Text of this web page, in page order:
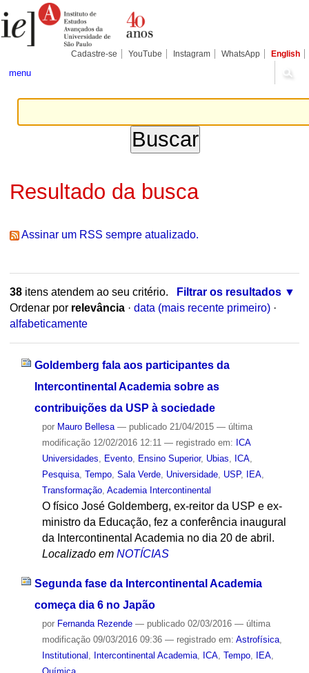
para
conteúdo.
Pessoais
Cadastre-se YouTube Instagram WhatsApp English
menu
Resultado da busca
Assinar um RSS sempre atualizado.
38itens atendem ao seu critério.
Filtrar os resultados
Ordenar por relevância · data (mais recente primeiro) ·
alfabeticamente
Goldemberg fala aos participantes da
Intercontinental Academia sobre as
contribuições da USP à sociedade
por Mauro Bellesa — publicado21/04/2015 — última
modificação12/02/2016 12:11 — registrado em: ICA
Universidades
Evento, Ensino Superior, Ubias ICA,
Pesquisa, Tempo, Sala Verde, Universidade, USP, IEA,
Transformação, Academia Intercontinental
O físico José Goldemberg, ex-reitor da USP e ex-
ministro da Educação, fez a conferência inaugural
da Intercontinental Academia no dia 20 de abril.
Localizado em NOTÍCIAS
Segunda fase da Intercontinental Academia
começa dia 6 no Japão
por Fernanda Rezende — publicado02/03/2016 — última
modificação09/03/2016 09:36 — registrado em: Astrofísica,
Institutional
Intercontinental Academia, ICA, Tempo, IEA,